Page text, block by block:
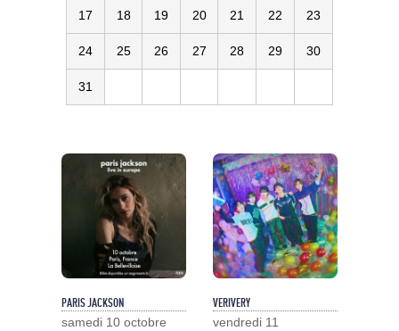
17 18 19 20 21 22 23
24 25 26 27 28 29 30
31
PARIS JACKSON
samedi 10 octobre
VERIVERY
vendredi 11